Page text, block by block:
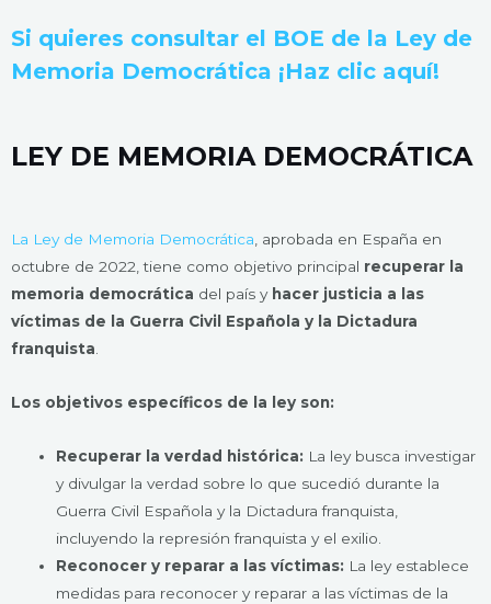
Si quieres consultar el BOE de la Ley de
Memoria Democrática ¡Haz clic aquí!
LEY DE MEMORIA DEMOCRÁTICA
La Ley de Memoria Democrática, aprobada en España en
octubre de 2022, tiene como objetivo principal recuperar la
memoria democrática del país y hacer justicia a las
víctimas de la Guerra Civil Española y la Dictadura
franquista.
Los objetivos específicos de la ley son:
Recuperar la verdad histórica: La ley busca investigar
y divulgar la verdad sobre lo que sucedió durante la
Guerra Civil Española y la Dictadura franquista,
incluyendo la represión franquista y el exilio.
Reconocer y reparar a las víctimas: La ley establece
medidas para reconocer y reparar a las víctimas de la